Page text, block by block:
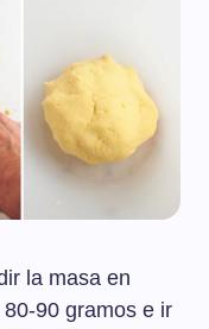
la masa en
90 gramos e ir